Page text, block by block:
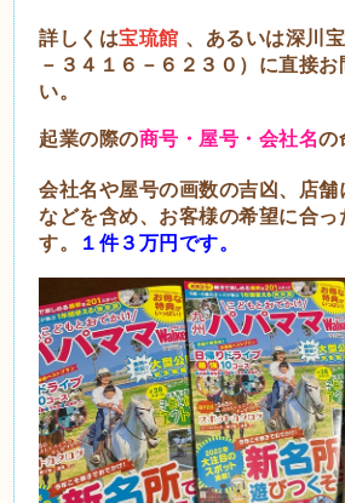
詳しくは宝琉館 、あるいは深川
－３４１６－６２３０）に直接
い。
起業の際の商号・屋号・会社名の
会社名や屋号の画数の吉凶、店
などを含め、お客様の希望に合っ
す。
１件３万円です。